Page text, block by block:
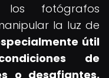
fotógrafos
la luz de
útil
de
o desafiantes,